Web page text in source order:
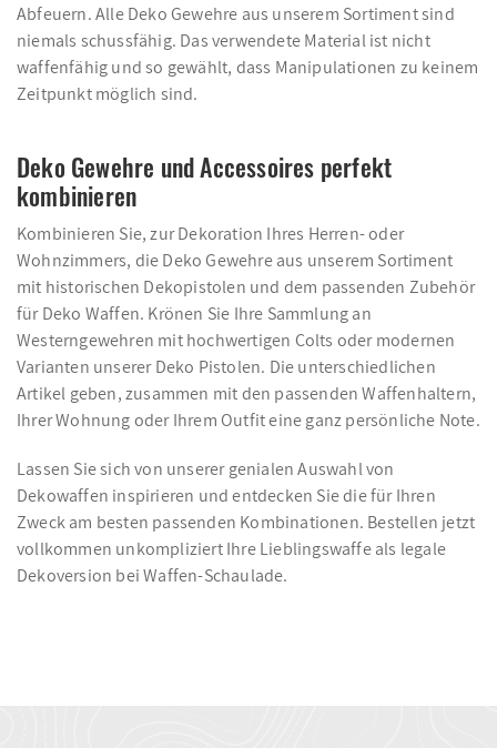
Abfeuern. Alle Deko Gewehre aus unserem Sortiment sind
niemals schussfähig. Das verwendete Material ist nicht
waffenfähig und so gewählt, dass Manipulationen zu keinem
Zeitpunkt möglich sind.
Deko Gewehre und Accessoires perfekt
kombinieren
Kombinieren Sie, zur Dekoration Ihres Herren- oder
Wohnzimmers, die Deko Gewehre aus unserem Sortiment
mit historischen Dekopistolen und dem passenden Zubehör
für Deko Waffen. Krönen Sie Ihre Sammlung an
Westerngewehren mit hochwertigen Colts oder modernen
Varianten unserer Deko Pistolen. Die unterschiedlichen
Artikel geben, zusammen mit den passenden Waffenhaltern,
Ihrer Wohnung oder Ihrem Outfit eine ganz persönliche Note.
Lassen Sie sich von unserer genialen Auswahl von
Dekowaffen inspirieren und entdecken Sie die für Ihren
Zweck am besten passenden Kombinationen. Bestellen jetzt
vollkommen unkompliziert Ihre Lieblingswaffe als legale
Dekoversion bei Waffen-Schaulade.